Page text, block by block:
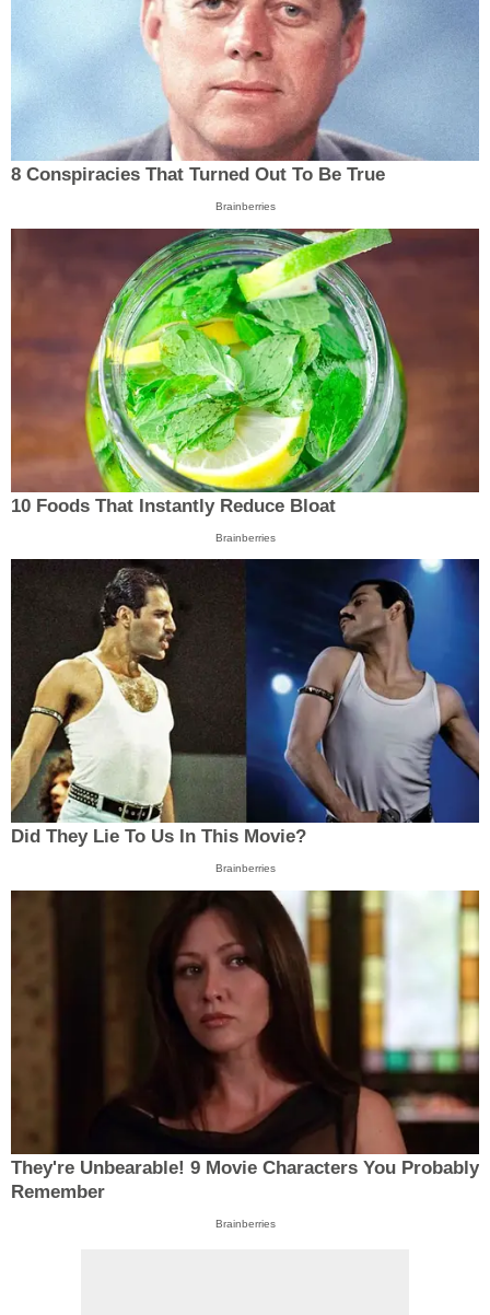
8 Conspiracies That Turned Out To Be True
Brainberries
10 Foods That Instantly Reduce Bloat
Brainberries
Did They Lie To Us In This Movie?
Brainberries
They're Unbearable! 9 Movie Characters You Probably
Remember
Brainberries